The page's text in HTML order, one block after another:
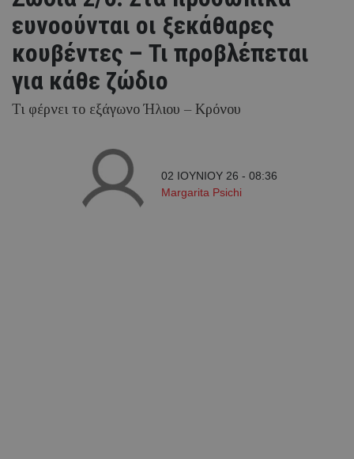
ευνοούνται οι ξεκάθαρες
κουβέντες – Τι προβλέπεται
για κάθε ζώδιο
Τι φέρνει το εξάγωνο Ήλιου – Κρόνου
02 ΙΟΥΝΙΟΥ 26 - 08:36
Margarita Psichi